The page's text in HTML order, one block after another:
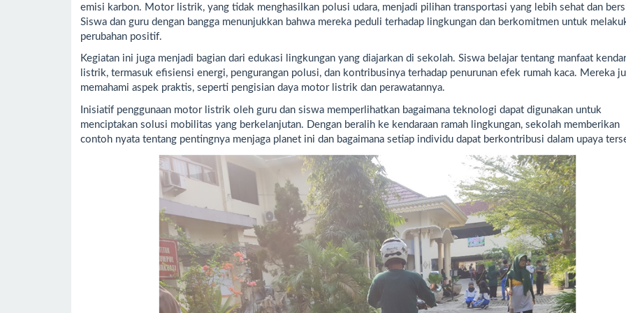
emisi karbon. Motor listrik, yang tidak menghasilkan polusi udara, menjadi pilihan transportasi yang lebih sehat dan
Siswa dan guru dengan bangga menunjukkan bahwa mereka peduli terhadap lingkungan dan berkomitmen untuk
perubahan positif.
Kegiatan ini juga menjadi bagian dari edukasi lingkungan yang diajarkan di sekolah. Siswa belajar tentang manfaat
listrik, termasuk efisiensi energi, pengurangan polusi, dan kontribusinya terhadap penurunan efek rumah kaca. Mereka
memahami aspek praktis, seperti pengisian daya motor listrik dan perawatannya.
Inisiatif penggunaan motor listrik oleh guru dan siswa memperlihatkan bagaimana teknologi dapat digunakan untuk
menciptakan solusi mobilitas yang berkelanjutan. Dengan beralih ke kendaraan ramah lingkungan, sekolah memberikan
contoh nyata tentang pentingnya menjaga planet ini dan bagaimana setiap individu dapat berkontribusi dalam upaya